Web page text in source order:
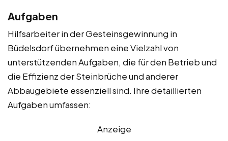
Aufgaben
Hilfsarbeiter in der Gesteinsgewinnung in
Büdelsdorf übernehmen eine Vielzahl von
unterstützenden Aufgaben, die für den Betrieb und
die Effizienz der Steinbrüche und anderer
Abbaugebiete essenziell sind. Ihre detaillierten
Aufgaben umfassen:
Anzeige